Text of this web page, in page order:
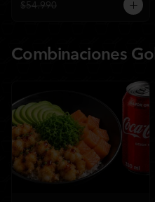
$54.990
Combinaciones